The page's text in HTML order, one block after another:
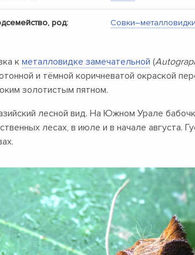
род: Совки–металловидки
кметалловидке замечательной (
и тёмной коричневатой окраской
золотистым пятном.
лесной вид. На Южном Урале
лесах, в июле и в начале августа.